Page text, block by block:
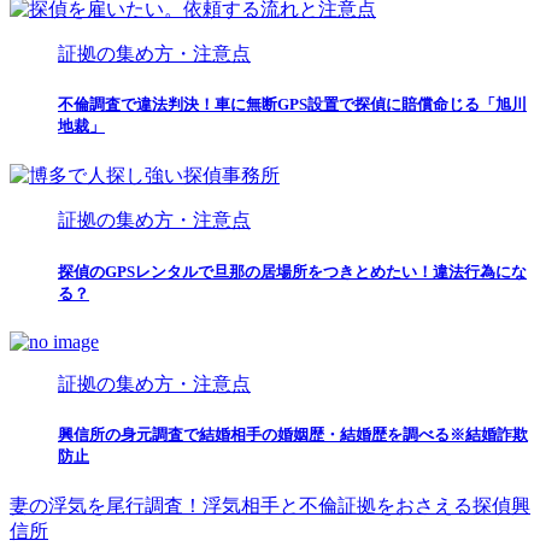
証拠の集め方・注意点
不倫調査で違法判決！車に無断GPS設置で探偵に賠償命じる「旭川
地裁」
証拠の集め方・注意点
探偵のGPSレンタルで旦那の居場所をつきとめたい！違法行為にな
る？
証拠の集め方・注意点
興信所の身元調査で結婚相手の婚姻歴・結婚歴を調べる※結婚詐欺
防止
妻の浮気を尾行調査！浮気相手と不倫証拠をおさえる探偵興
信所